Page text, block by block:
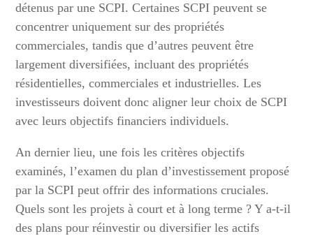
détenus par une SCPI. Certaines SCPI peuvent se
concentrer uniquement sur des propriétés
commerciales, tandis que d’autres peuvent être
largement diversifiées, incluant des propriétés
résidentielles, commerciales et industrielles. Les
investisseurs doivent donc aligner leur choix de SCPI
avec leurs objectifs financiers individuels.
An dernier lieu, une fois les critères objectifs
examinés, l’examen du plan d’investissement proposé
par la SCPI peut offrir des informations cruciales.
Quels sont les projets à court et à long terme ? Y a-t-il
des plans pour réinvestir ou diversifier les actifs